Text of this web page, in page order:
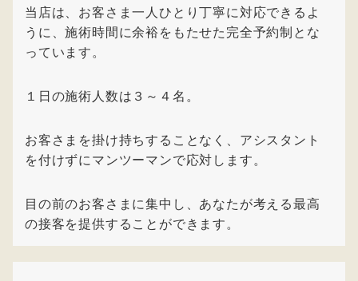
当店は、お客さま一人ひとり丁寧に対応できるよ
うに、施術時間に余裕をもたせた完全予約制とな
っています。
１日の施術人数は３～４名。
お客さまを掛け持ちすることなく、アシスタント
を付けずにマンツーマンで応対します。
目の前のお客さまに集中し、あなたが考える最高
の接客を提供することができます。